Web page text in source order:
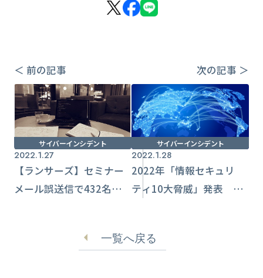
＜ 前の記事 次の記事 ＞
サイバーインシデント
2022.1.27
【ランサーズ】セミナー
メール誤送信で432名分ア
サイバーインシデント
2022.1.28
2022年「情報セキュリ
ティ10大脅威」発表 ラ
一覧へ戻る